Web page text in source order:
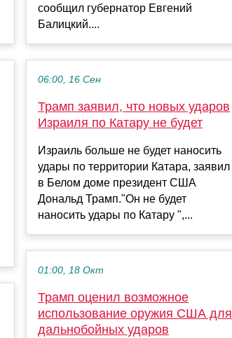
сообщил губернатор Евгений
Балицкий....
06:00, 16 Сен
Трамп заявил, что новых ударов
Израиля по Катару не будет
Израиль больше не будет наносить
удары по территории Катара, заявил
в Белом доме президент США
Дональд Трамп."Он не будет
наносить удары по Катару ",...
01:00, 18 Окт
Трамп оценил возможное
использование оружия США для
дальнобойных ударов